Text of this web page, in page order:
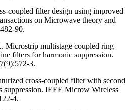
coupled filter design using improved
on Microwave theory and
90.
Microstrip multistage coupled ring
filters for harmonic suppression.
3.
cross-coupled filter with second
suppression. IEEE Microw Wireless
4.